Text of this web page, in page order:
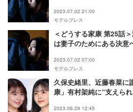
2023.07.02 21:00
モデルプレス
＜どうする家康 第25話
は妻子のためにある決意
2023.07.02 07:00
モデルプレス
久保史緒里、近藤春菜に
康」有村架純に“支えら
2023.06.29 12:45